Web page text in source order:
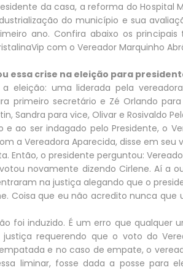
da casa, a reforma do Hospital
do município e sua
ano. Confira abaixo os
com o Vereador Marquinho
essa crise na eleição para
eleição: uma liderada pela
primeiro secretário e Zé Orlando
Sandra para vice, Olivar e Rosivaldo
ao ser indagado pelo Presidente, o
a Vereadora Aparecida, disse em seu
Então, o presidente perguntou:
novamente dizendo Cirlene. Aí a
na justiça alegando que o
Coisa que eu não acredito nunca que
foi induzido. É um erro que qualquer
requerendo que o voto do
e no caso de empate, o
liminar, fosse dada a posse para